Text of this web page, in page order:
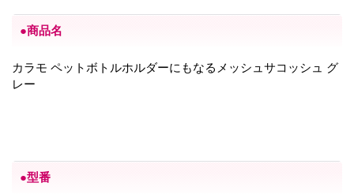
●商品名
カラモ ペットボトルホルダーにもなるメッシュサコッシュ グ
レー
●型番